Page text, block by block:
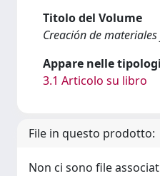
Titolo del Volume
Creación de
Appare nelle
3.1 Articolo su libro
File in questo prodotto:
Non ci sono file